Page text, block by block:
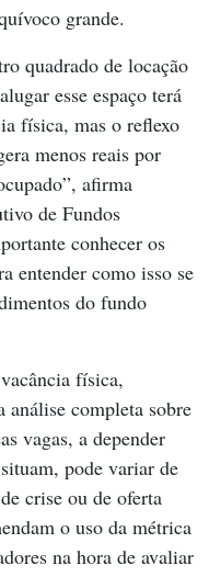
grande.
quadrado de locação
esse espaço terá
física, mas o reflexo
menos reais por
afirma
de Fundos
conhecer os
entender como isso se
do fundo
física,
análise completa sobre
vagas, a depender
pode variar de
crise ou de oferta
o uso da métrica
na hora de avaliar